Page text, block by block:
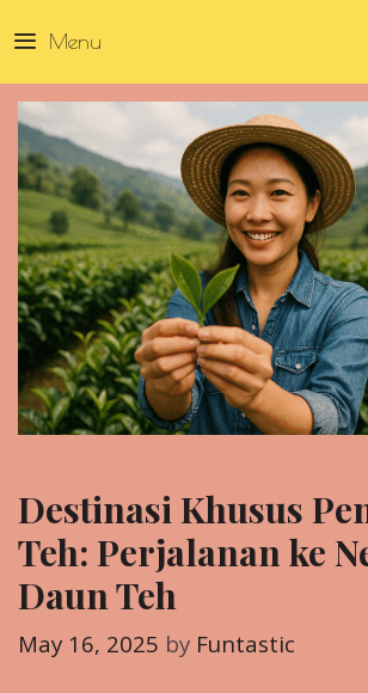
to
content
Menu
Destinasi Khusus
Teh: Perjalanan ke
Daun Teh
May 16, 2025 by Funtastic